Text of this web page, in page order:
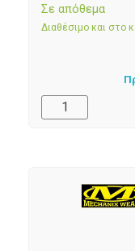
Σε απόθεμα
Διαθέσιμο και στο